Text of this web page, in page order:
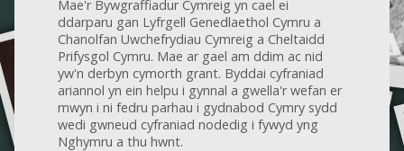
Mae'r Bywgraffiadur Cymreig yn cael ei
ddarparu gan Lyfrgell Genedlaethol Cymru a
Chanolfan Uwchefrydiau Cymreig a Cheltaidd
Prifysgol Cymru. Mae ar gael am ddim ac nid
yw'n derbyn cymorth grant. Byddai cyfraniad
ariannol yn ein helpu i gynnal a gwella'r wefan er
mwyn i ni fedru parhau i gydnabod Cymry sydd
wedi gwneud cyfraniad nodedig i fywyd yng
Nghymru a thu hwnt.